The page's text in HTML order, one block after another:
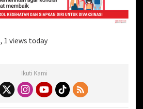
, 1 views today
Ikuti Kami